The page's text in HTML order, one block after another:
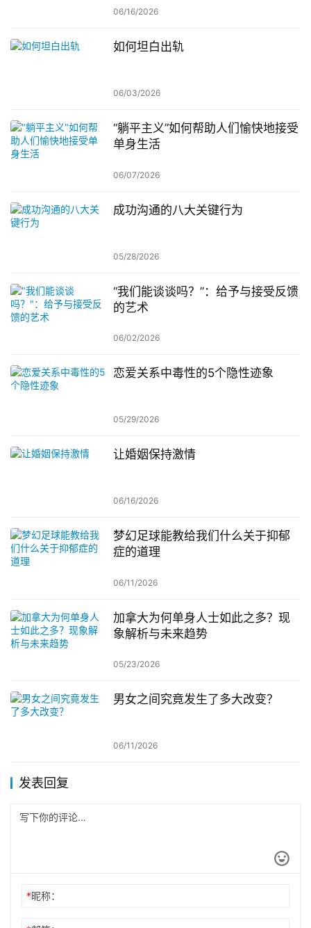
06/16/2026
如何坦白出轨
06/03/2026
“躺平主义”如何帮助人们愉快地接受
单身生活
06/07/2026
成功沟通的八大关键行为
05/28/2026
“我们能谈谈吗？”：给予与接受反馈
的艺术
06/02/2026
恋爱关系中毒性的5个隐性迹象
05/29/2026
让婚姻保持激情
06/16/2026
梦幻足球能教给我们什么关于抑郁
症的道理
06/11/2026
加拿大为何单身人士如此之多？现
象解析与未来趋势
05/23/2026
男女之间究竟发生了多大改变？
06/11/2026
发表回复
*昵称：